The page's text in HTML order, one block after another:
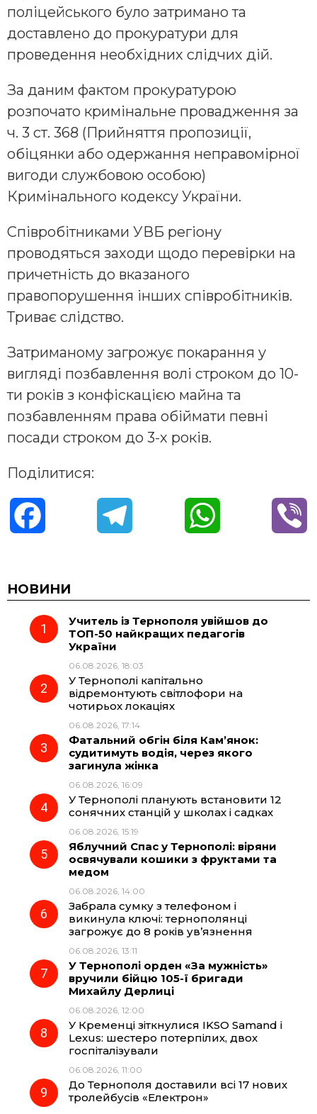
поліцейського було затримано та
доставлено до прокуратури для
проведення необхідних слідчих дій.
За даним фактом прокуратурою
розпочато кримінальне провадження за
ч. 3 ст. 368 (Прийняття пропозиції,
обіцянки або одержання неправомірної
вигоди службовою особою)
Кримінального кодексу України.
Співробітниками УВБ регіону
проводяться заходи щодо перевірки на
причетність до вказаного
правопорушення інших співробітників.
Триває слідство.
Затриманому загрожує покарання у
вигляді позбавлення волі строком до 10-
ти років з конфіскацією майна та
позбавленням права обіймати певні
посади строком до 3-х років.
Поділитися:
c
e
o
k
e
r
a
m
t
A
НОВИНИ
Учитель із Тернополя увійшов до
ТОП-50 найкращих педагогів
України
06.08.2026, 18:03
У Тернополі капітально
відремонтують світлофори на
чотирьох локаціях
06.08.2026, 17:14
Фатальний обгін біля Кам’янок:
судитимуть водія, через якого
загинула жінка
06.08.2026, 16:09
У Тернополі планують встановити 12
сонячних станцій у школах і садках
06.08.2026, 15:19
Яблучний Спас у Тернополі: віряни
освячували кошики з фруктами та
медом
06.08.2026, 14:00
Забрала сумку з телефоном і
викинула ключі: тернополянці
загрожує до 8 років ув’язнення
06.08.2026, 13:11
У Тернополі орден «За мужність»
вручили бійцю 105-ї бригади
Михайлу Дерлиці
06.08.2026, 12:00
У Кременці зіткнулися IKSO Samand і
Lexus: шестеро потерпілих, двох
госпіталізували
06.08.2026, 11:00
До Тернополя доставили всі 17 нових
тролейбусів «Електрон»